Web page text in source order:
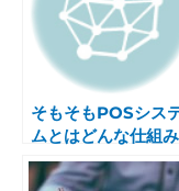
そもそもPOSシス
ムとはどんな仕組